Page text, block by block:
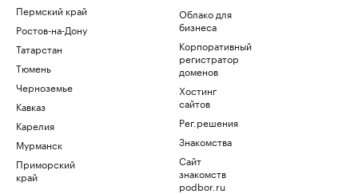
Пермский край
Ростов-на-Дону
Татарстан
Тюмень
Черноземье
Кавказ
Карелия
Мурманск
Приморский
край
Облако для
бизнеса
Корпоративный
регистратор
доменов
Хостинг
сайтов
Рег.решения
Знакомства
Сайт
знакомств
podbor.ru